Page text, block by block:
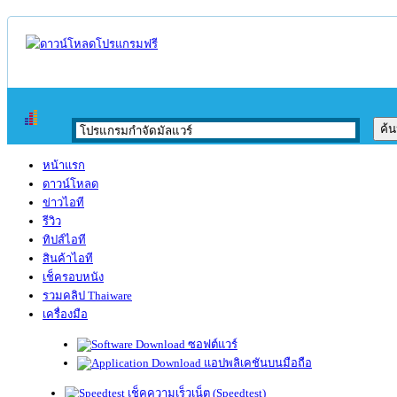
หน้าแรก
ดาวน์โหลด
ข่าวไอที
รีวิว
ทิปส์ไอที
สินค้าไอที
เช็ครอบหนัง
รวมคลิป Thaiware
เครื่องมือ
ซอฟต์แวร์
แอปพลิเคชันบนมือถือ
เช็คความเร็วเน็ต (Speedtest)